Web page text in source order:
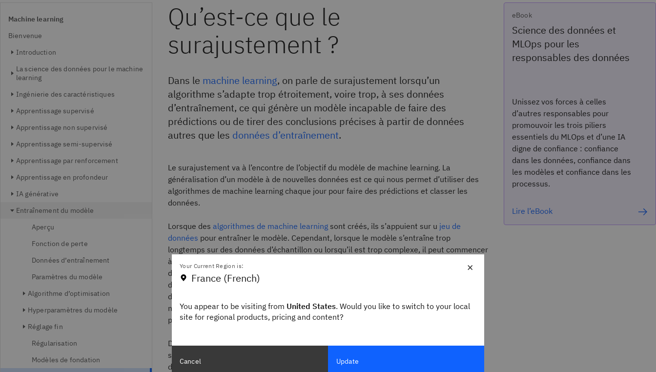
Machine learning
Bienvenue
Introduction
La science des données pour le machine
learning
Ingénierie des caractéristiques
Apprentissage supervisé
Apprentissage non supervisé
Apprentissage semi-supervisé
Apprentissage par renforcement
Apprentissage en profondeur
IA générative
Entraînement du modèle
Aperçu
Fonction de perte
Données d’entraînement
Paramètres du modèle
Algorithme d’optimisation
Hyperparamètres du modèle
Réglage fin
Régularisation
Modèles de fondation
Qu’est-ce que le
surajustement ?
Dans le machine learning, on parle de surajustement lorsqu’un
algorithme s’adapte trop étroitement, voire trop, à ses données
d’entraînement, ce qui génère un modèle incapable de faire des
prédictions ou de tirer des conclusions précises à partir de données
autres que les données d’entraînement.
Le surajustement va à l’encontre de l’objectif du modèle de machine learning. La
généralisation d’un modèle à de nouvelles données est ce qui nous permet d’utiliser des
algorithmes de machine learning chaque jour pour faire des prédictions et classer les
données.
Lorsque des algorithmes de machine learning sont créés, ils s’appuient sur u jeu de
données pour entraîner le modèle. Cependant, lorsque le modèle s’entraîne trop
longtemps sur des données d’échantillon ou lorsqu’il est trop complexe, il peut commencer
à apprendre le « bruit », c’est-à-dire des informations non pertinentes, au sein du jeu de
données. Lorsque le modèle mémorise le bruit et s’ajuste trop étroitement à l’ensemble
d’apprentissage, on parle de modèle « surajusté », incapable de généraliser correctement
de nouvelles données. Si un modèle n’est pas capable d’intégrer correctement de
nouvelles données, il ne pourra pas effectuer les tâches de classification ou de prédiction
pour lesquelles il a été conçu.
Des taux d’erreur faibles et une variance élevée sont de bons indicateurs de
surajustement. Afin d’éviter ce type de comportement, une partie du jeu de données
d’apprentissage est généralement mise de côté en tant que « jeu test » pour s'assurer
eBook
Science des données et
MLOps pour les
responsables des données
Unissez vos forces à celles
d’autres responsables pour
promouvoir les trois piliers
essentiels du MLOps et d’une IA
digne de confiance : confiance
dans les données, confiance dans
les modèles et confiance dans les
processus.
Lire l’eBook
×
Your Current Region is:
France (French)
You appear to be visiting from United States. Would you like to switch to your local
site for regional products, pricing and content?
Cancel Update